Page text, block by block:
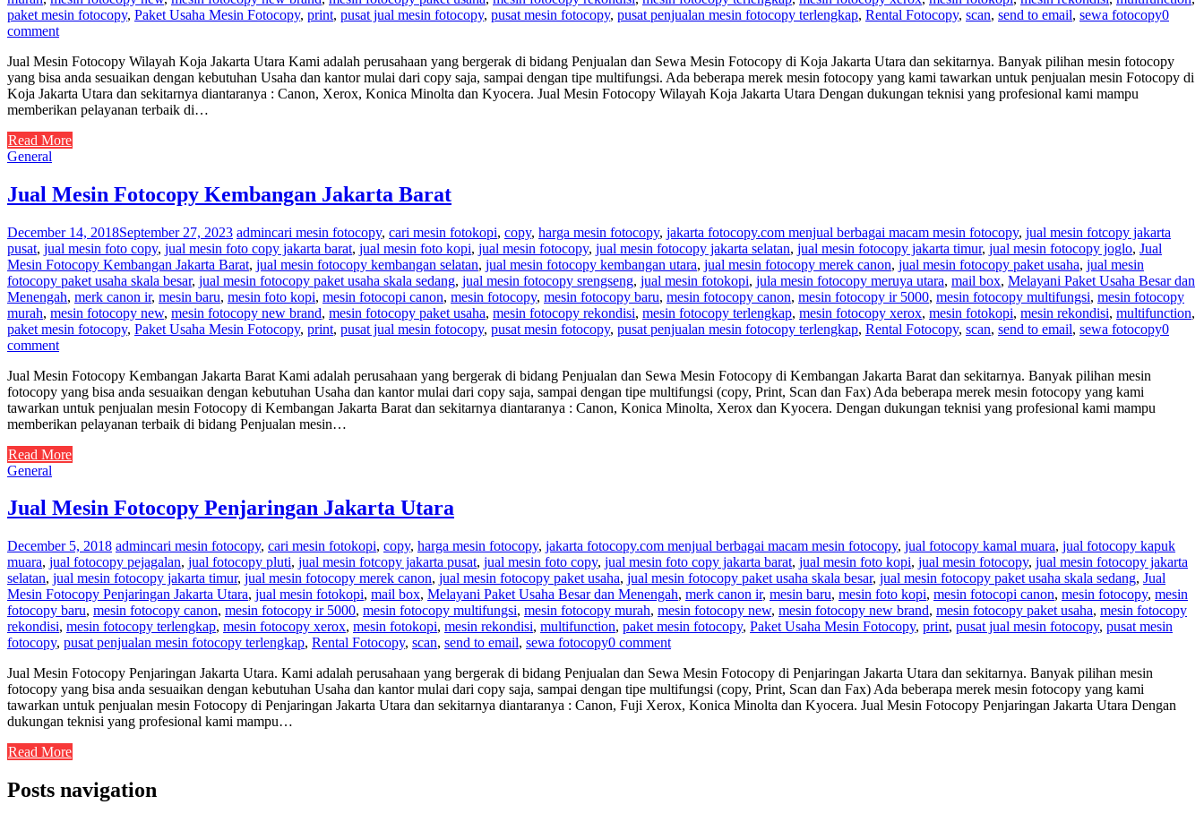
paket mesin fotocopy, Paket Usaha Mesin Fotocopy, print, pusat jual mesin fotocopy, pusat mesin fotocopy, pusat penjualan mesin fotocopy terlengkap, Rental Fotocopy, scan, send to email, sewa fotocopy0
comment
Jual Mesin Fotocopy Wilayah Koja Jakarta Utara Kami adalah perusahaan yang bergerak di bidang Penjualan dan Sewa Mesin Fotocopy di Koja Jakarta Utara dan sekitarnya. Banyak pilihan mesin fotocopy
yang bisa anda sesuaikan dengan kebutuhan Usaha dan kantor mulai dari copy saja, sampai dengan tipe multifungsi. Ada beberapa merek mesin fotocopy yang kami tawarkan untuk penjualan mesin Fotocopy di
Koja Jakarta Utara dan sekitarnya diantaranya : Canon, Xerox, Konica Minolta dan Kyocera. Jual Mesin Fotocopy Wilayah Koja Jakarta Utara Dengan dukungan teknisi yang profesional kami mampu
memberikan pelayanan terbaik di…
Read More
General
Jual Mesin Fotocopy Kembangan Jakarta Barat
December 14, 2018September 27, 2023 admincari mesin fotocopy, cari mesin fotokopi, copy, harga mesin fotocopy, jakarta fotocopy.com menjual berbagai macam mesin fotocopy, jual mesin fotcopy jakarta
pusat, jual mesin foto copy, jual mesin foto copy jakarta barat, jual mesin foto kopi, jual mesin fotocopy, jual mesin fotocopy jakarta selatan, jual mesin fotocopy jakarta timur, jual mesin fotocopy joglo, Jual
Mesin Fotocopy Kembangan Jakarta Barat, jual mesin fotocopy kembangan selatan, jual mesin fotocopy kembangan utara, jual mesin fotocopy merek canon, jual mesin fotocopy paket usaha, jual mesin
fotocopy paket usaha skala besar, jual mesin fotocopy paket usaha skala sedang, jual mesin fotocopy srengseng, jual mesin fotokopi, jula mesin fotocopy meruya utara, mail box, Melayani Paket Usaha Besar dan
Menengah, merk canon ir, mesin baru, mesin foto kopi, mesin fotocopi canon, mesin fotocopy, mesin fotocopy baru, mesin fotocopy canon, mesin fotocopy ir 5000, mesin fotocopy multifungsi, mesin fotocopy
murah, mesin fotocopy new, mesin fotocopy new brand, mesin fotocopy paket usaha, mesin fotocopy rekondisi, mesin fotocopy terlengkap, mesin fotocopy xerox, mesin fotokopi, mesin rekondisi, multifunction,
paket mesin fotocopy, Paket Usaha Mesin Fotocopy, print, pusat jual mesin fotocopy, pusat mesin fotocopy, pusat penjualan mesin fotocopy terlengkap, Rental Fotocopy, scan, send to email, sewa fotocopy0
comment
Jual Mesin Fotocopy Kembangan Jakarta Barat Kami adalah perusahaan yang bergerak di bidang Penjualan dan Sewa Mesin Fotocopy di Kembangan Jakarta Barat dan sekitarnya. Banyak pilihan mesin
fotocopy yang bisa anda sesuaikan dengan kebutuhan Usaha dan kantor mulai dari copy saja, sampai dengan tipe multifungsi (copy, Print, Scan dan Fax) Ada beberapa merek mesin fotocopy yang kami
tawarkan untuk penjualan mesin Fotocopy di Kembangan Jakarta Barat dan sekitarnya diantaranya : Canon, Konica Minolta, Xerox dan Kyocera. Dengan dukungan teknisi yang profesional kami mampu
memberikan pelayanan terbaik di bidang Penjualan mesin…
Read More
General
Jual Mesin Fotocopy Penjaringan Jakarta Utara
December 5, 2018 admincari mesin fotocopy, cari mesin fotokopi, copy, harga mesin fotocopy, jakarta fotocopy.com menjual berbagai macam mesin fotocopy, jual fotocopy kamal muara, jual fotocopy kapuk
muara, jual fotocopy pejagalan, jual fotocopy pluti, jual mesin fotcopy jakarta pusat, jual mesin foto copy, jual mesin foto copy jakarta barat, jual mesin foto kopi, jual mesin fotocopy, jual mesin fotocopy jakarta
selatan, jual mesin fotocopy jakarta timur, jual mesin fotocopy merek canon, jual mesin fotocopy paket usaha, jual mesin fotocopy paket usaha skala besar, jual mesin fotocopy paket usaha skala sedang, Jual
Mesin Fotocopy Penjaringan Jakarta Utara, jual mesin fotokopi, mail box, Melayani Paket Usaha Besar dan Menengah, merk canon ir, mesin baru, mesin foto kopi, mesin fotocopi canon, mesin fotocopy, mesin
fotocopy baru, mesin fotocopy canon, mesin fotocopy ir 5000, mesin fotocopy multifungsi, mesin fotocopy murah, mesin fotocopy new, mesin fotocopy new brand, mesin fotocopy paket usaha, mesin fotocopy
rekondisi, mesin fotocopy terlengkap, mesin fotocopy xerox, mesin fotokopi, mesin rekondisi, multifunction, paket mesin fotocopy, Paket Usaha Mesin Fotocopy, print, pusat jual mesin fotocopy, pusat mesin
fotocopy, pusat penjualan mesin fotocopy terlengkap, Rental Fotocopy, scan, send to email, sewa fotocopy0 comment
Jual Mesin Fotocopy Penjaringan Jakarta Utara. Kami adalah perusahaan yang bergerak di bidang Penjualan dan Sewa Mesin Fotocopy di Penjaringan Jakarta Utara dan sekitarnya. Banyak pilihan mesin
fotocopy yang bisa anda sesuaikan dengan kebutuhan Usaha dan kantor mulai dari copy saja, sampai dengan tipe multifungsi (copy, Print, Scan dan Fax) Ada beberapa merek mesin fotocopy yang kami
tawarkan untuk penjualan mesin Fotocopy di Penjaringan Jakarta Utara dan sekitarnya diantaranya : Canon, Fuji Xerox, Konica Minolta dan Kyocera. Jual Mesin Fotocopy Penjaringan Jakarta Utara Dengan
dukungan teknisi yang profesional kami mampu…
Read More
Posts navigation